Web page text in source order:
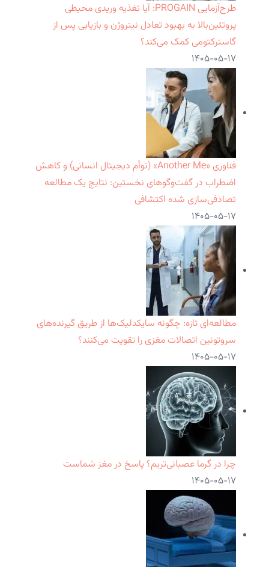
طرح‌آزمایی PROGAIN: آیا تغذیه وریدی محیطی
پروتئین‌بالا به بهبود تعادل نیتروژن و بازیابی پس از
گاسترکتومی کمک می‌کند؟
۱۴۰۵-۰۵-۱۷
فناوری «Another Me» (توأم دیجیتال انسانی) و کاهش
اضطراب در گفت‌وگوهای نخستین: نتایج یک مطالعه
تصادفی‌سازی شده اکتشافی
۱۴۰۵-۰۵-۱۷
مطالعه‌ای تازه: چگونه سایکدلیک‌ها از طریق گیرنده‌های
سروتونین اتصالات مغزی را تقویت می‌کنند؟
۱۴۰۵-۰۵-۱۷
چرا در گرما عصبانی‌تریم؟ پاسخ در مغز شماست
۱۴۰۵-۰۵-۱۷